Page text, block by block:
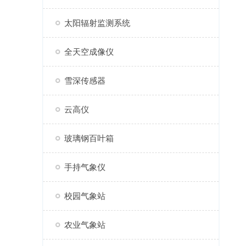
太阳辐射监测系统
全天空成像仪
雪深传感器
云高仪
玻璃钢百叶箱
手持气象仪
校园气象站
农业气象站